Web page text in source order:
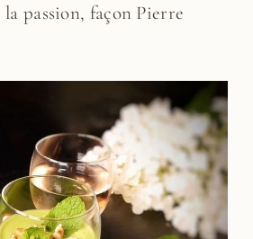
passion, façon Pierre